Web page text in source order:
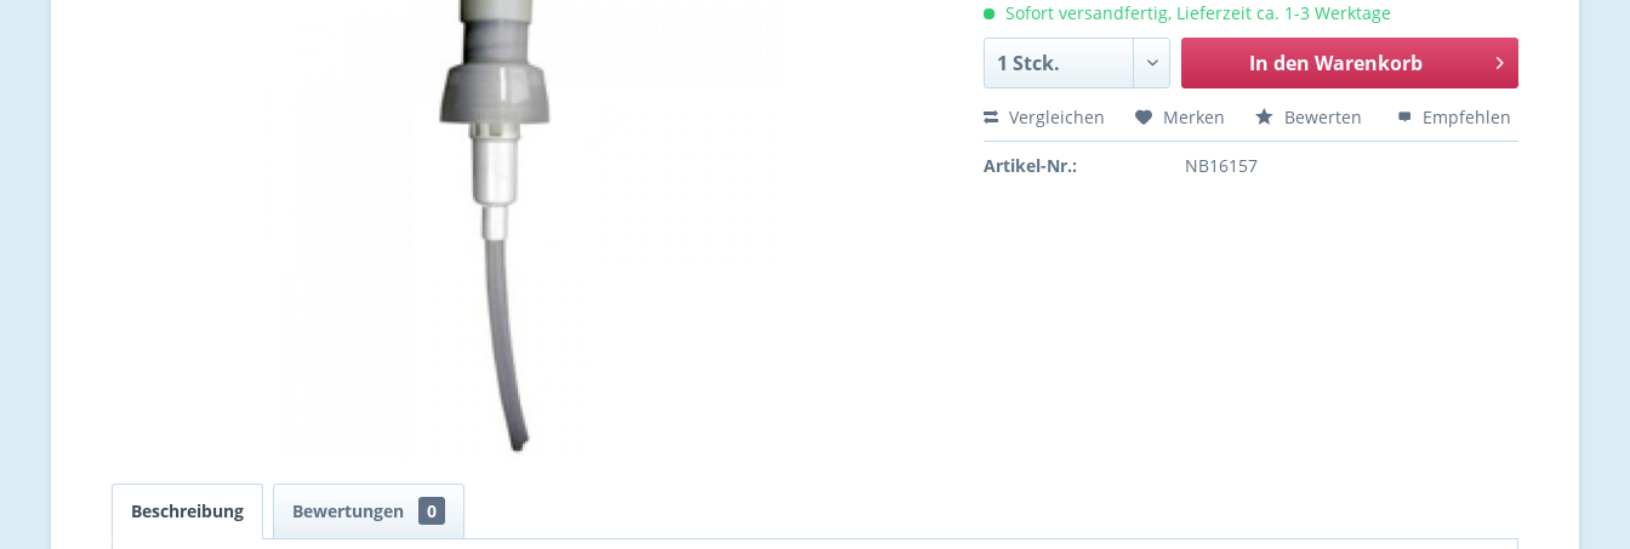
Sofort versandfertig, Lieferzeit ca. 1-3 Werktage
In den Warenkorb
Vergleichen Merken Bewerten Empfehlen
Artikel-Nr.: NB16157
Beschreibung Bewertungen 0